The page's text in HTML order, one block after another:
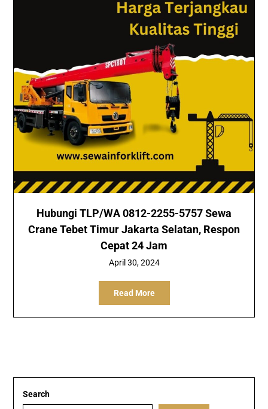
Hubungi TLP/WA 0812-2255-5757 Sewa
Crane Tebet Timur Jakarta Selatan, Respon
Cepat 24 Jam
April 30, 2024
Read More
Search